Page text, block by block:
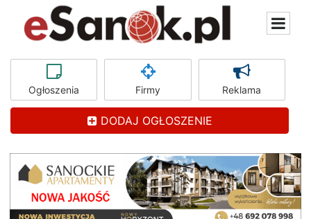
Ogłoszenia Firmy Reklama
DODAJ OGŁOSZENIE